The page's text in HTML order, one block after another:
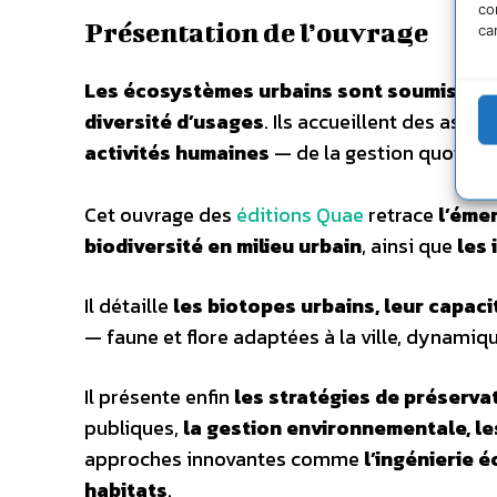
Présentation de l’ouvrage
Les écosystèmes urbains sont soumis
diversité d’usages. Ils accueillent des
activités humaines — de la gestion
Cet ouvrage des éditions Quae retrace
biodiversité en milieu urbain, ainsi que les
Il détaille les biotopes urbains, leur
— faune et flore adaptées à la ville,
Il présente enfin les stratégies de
publiques, la gestion environnementale,
approches innovantes comme l’ingénierie
habitats.